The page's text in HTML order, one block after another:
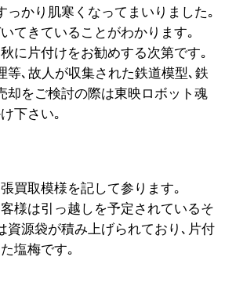
っかり肌寒くなってまいりました｡
てきていることがわかります｡
に片付けをお勧めする次第です｡
等､故人が収集された鉄道模型､鉄
却をご検討の際は東映ロボット魂
下さい｡
買取模様を記して参ります｡
様は引っ越しを予定されているそ
資源袋が積み上げられており､片付
塩梅です｡